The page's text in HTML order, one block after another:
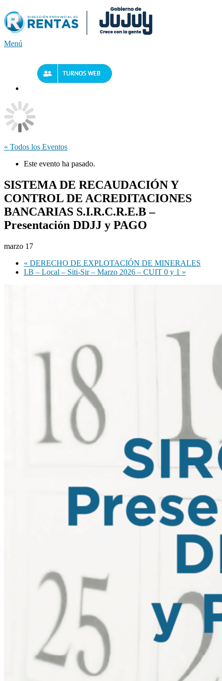
al
contenido
Menú
« Todos los Eventos
Este evento ha pasado.
SISTEMA DE RECAUDACIÓN Y
CONTROL DE ACREDITACIONES
BANCARIAS S.I.R.C.R.E.B –
Presentación DDJJ y PAGO
marzo 17
« DERECHO DE EXPLOTACIÓN DE MINERALES
I.B – Local – Siti-Sir – Marzo 2026 – CUIT 0 y 1 »